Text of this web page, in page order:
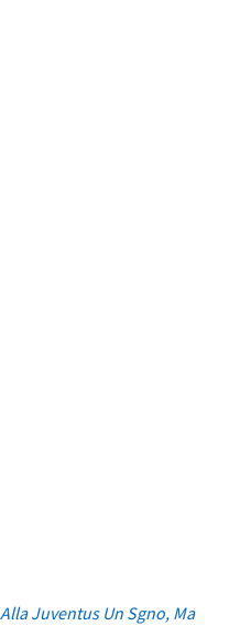
Juventus Un Sgno, Ma